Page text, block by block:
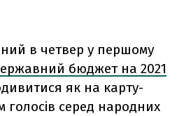
в четвер у першому
бюджет на 2021
як на карту-
голосів серед народних